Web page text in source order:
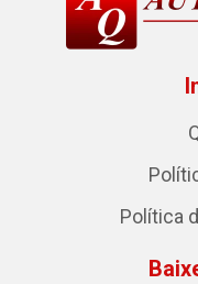
Política